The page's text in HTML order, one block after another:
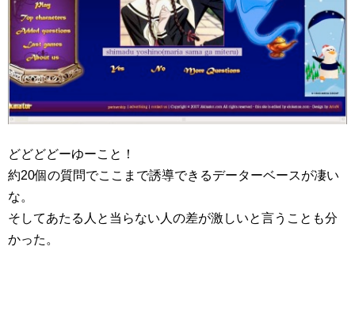
どどどどーゆーこと！
約20個の質問でここまで誘導できるデーターベースが凄い
な。
そしてあたる人と当らない人の差が激しいと言うことも分
かった。